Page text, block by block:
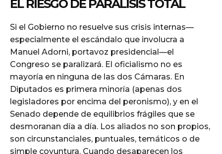
EL RIESGO DE PARÁLISIS TOTAL
Si el Gobierno no resuelve sus crisis internas—
especialmente el escándalo que involucra a
Manuel Adorni, portavoz presidencial—el
Congreso se paralizará. El oficialismo no es
mayoría en ninguna de las dos Cámaras. En
Diputados es primera minoría (apenas dos
legisladores por encima del peronismo), y en el
Senado depende de equilibrios frágiles que se
desmoranan día a día. Los aliados no son propios,
son circunstanciales, puntuales, temáticos o de
simple coyuntura. Cuando desaparecen los